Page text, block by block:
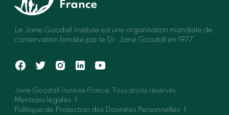
Le Jane Goodall Institute est une organisation mondiale de
conservation fondée par le Dr. Jane Goodall en 1977.
Jane Goodall Institute France. Tous droits réservés.
Mentions légales
Politique de Protection des Données Personnelles